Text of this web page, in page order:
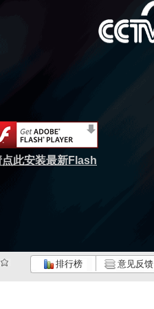
点此安装最新Flash
排行榜 意见反馈